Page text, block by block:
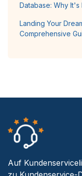
Database: Why It's
Landing Your
Comprehensive
Auf